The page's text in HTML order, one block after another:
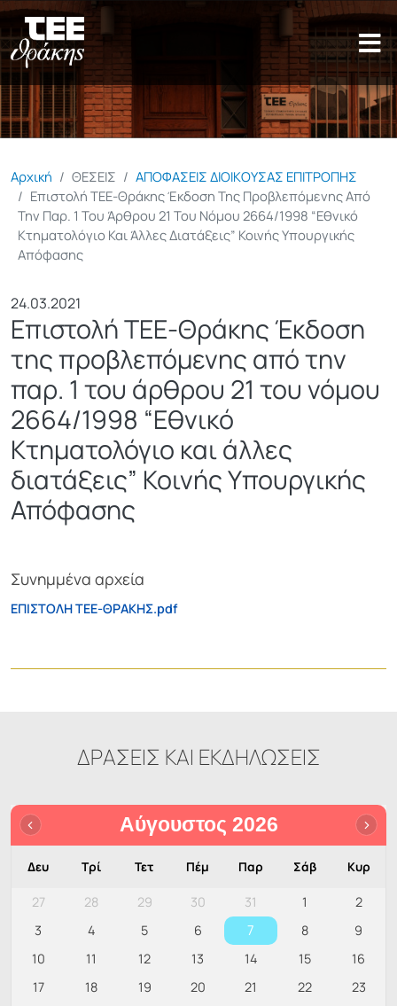
Παράκαμψη προς το κυρίως
Αρχική ΘΕΣΕΙΣ
ΑΠΟΦΑΣΕΙΣ ΔΙΟΙΚΟΥΣΑΣ ΕΠΙΤΡΟΠΗΣ
Επιστολή ΤΕΕ-Θράκης Έκδοση Της Προβλεπόμενης Από
Την Παρ. 1 Του Άρθρου 21 Του Νόμου 2664/1998 “Εθνικό
Κτηματολόγιο Και Άλλες Διατάξεις” Κοινής Υπουργικής
Απόφασης
24.03.2021
Επιστολή ΤΕΕ-Θράκης Έκδοση
της προβλεπόμενης από την
παρ. 1 του άρθρου 21 του νόμου
2664/1998 “Εθνικό
Κτηματολόγιο και άλλες
διατάξεις” Κοινής Υπουργικής
Απόφασης
Συνημμένα αρχεία
ΕΠΙΣΤΟΛΗ ΤΕΕ-ΘΡΑΚΗΣ.pdf
ΔΡΑΣΕΙΣ ΚΑΙ ΕΚΔΗΛΩΣΕΙΣ
Αύγουστος 2026
Δευ Τρί Τετ Πέμ Παρ Σάβ Κυρ
27 28 29 30 31 1
2
3
4 5 6 7 8
9
10
11 12 13 14 15
16
17
18 19 20 21 22
23